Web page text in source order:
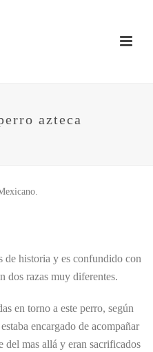
azteca
de historia y es confundido con
dos razas muy diferentes.
en torno a este perro, según
encargado de acompañar
del mas allá y eran sacrificados